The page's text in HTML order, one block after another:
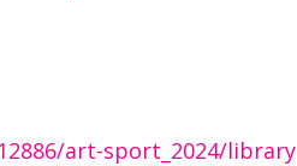
art-sport_2024/library